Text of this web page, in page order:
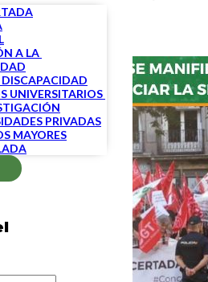
A LA
DISCAPACIDAD
UNIVERSITARIOS
PRIVADAS
MAYORES